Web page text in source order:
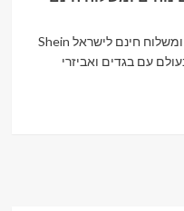
SheIn - פריטים שווים במחירים נוחים ומשלוח חינם לישראל Shein
עם בגדים ואביזרי